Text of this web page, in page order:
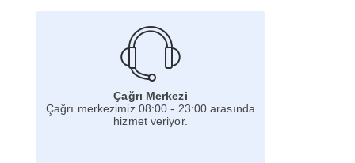
Çağrı Merkezi
Çağrı merkezimiz 08:00 - 23:00 arasında
hizmet veriyor.